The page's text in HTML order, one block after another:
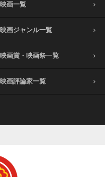
映画一覧
映画ジャンル一覧
映画賞・映画祭一覧
映画評論家一覧